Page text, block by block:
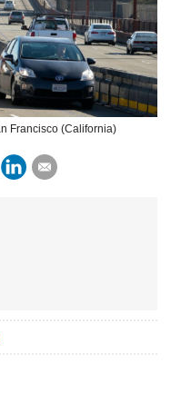
Francisco (California)